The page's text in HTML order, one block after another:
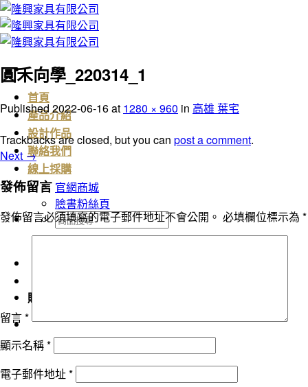
Skip
to
content
首頁
產品介紹
設計作品
聯絡我們
線上採購
官網商城
臉書粉絲頁
搜
尋
購物車
圓禾向學_220314_1
Published2022-06-16at 1280 × 960 in 高雄 葉宅
Trackbacks are closed, but you can post a comment.
Next →
發佈留言
發佈留言必須填寫的電子郵件地址不會公開。 必填欄位標示為 *
留言*
顯示名稱*
電子郵件地址*